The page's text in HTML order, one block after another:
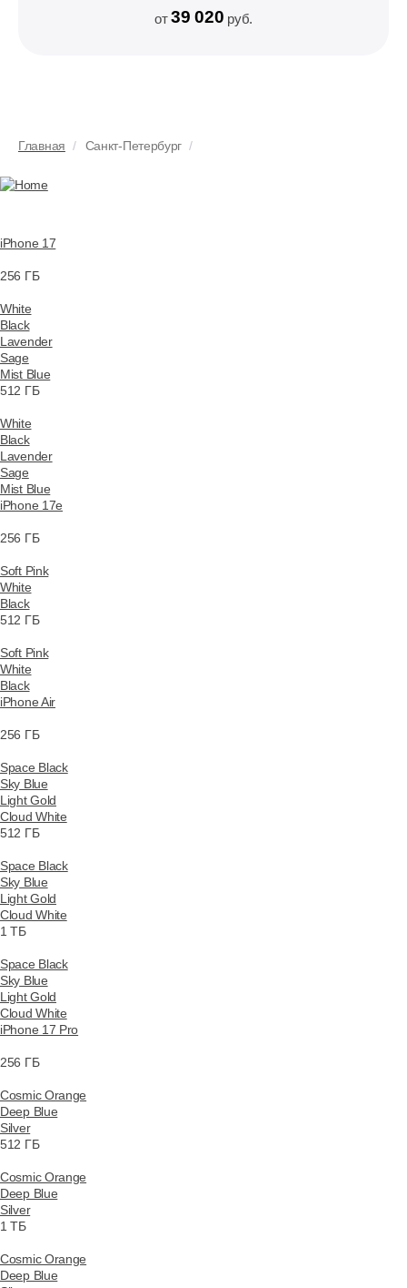
от39 020 руб.
Главная Санкт-Петербург
Home
iPhone 17
256 ГБ
White
Black
Lavender
Sage
Mist Blue
512 ГБ
White
Black
Lavender
Sage
Mist Blue
iPhone 17e
256 ГБ
Soft Pink
White
Black
512 ГБ
Soft Pink
White
Black
iPhone Air
256 ГБ
Space Black
Sky Blue
Light Gold
Cloud White
512 ГБ
Space Black
Sky Blue
Light Gold
Cloud White
1 ТБ
Space Black
Sky Blue
Light Gold
Cloud White
iPhone 17 Pro
256 ГБ
Cosmic Orange
Deep Blue
Silver
512 ГБ
Cosmic Orange
Deep Blue
Silver
1 ТБ
Cosmic Orange
Deep Blue